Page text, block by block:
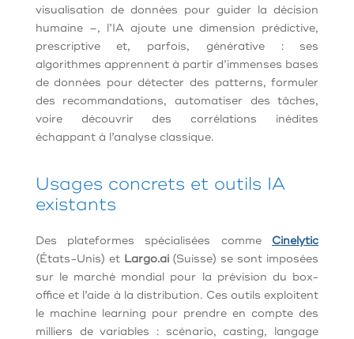
visualisation de données pour guider la décision
humaine –, l’IA ajoute une dimension prédictive,
prescriptive et, parfois, générative : ses
algorithmes apprennent à partir d’immenses bases
de données pour détecter des patterns, formuler
des recommandations, automatiser des tâches,
voire découvrir des corrélations inédites
échappant à l’analyse classique.
Usages concrets et outils IA
existants
Des plateformes spécialisées comme Cinelytic
(États-Unis) et Largo.ai(Suisse) se sont imposées
sur le marché mondial pour la prévision du box-
office et l’aide à la distribution. Ces outils exploitent
le machine learning pour prendre en compte des
milliers de variables : scénario, casting, langage